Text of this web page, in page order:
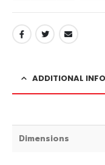
ADDITIONAL
Dimensions